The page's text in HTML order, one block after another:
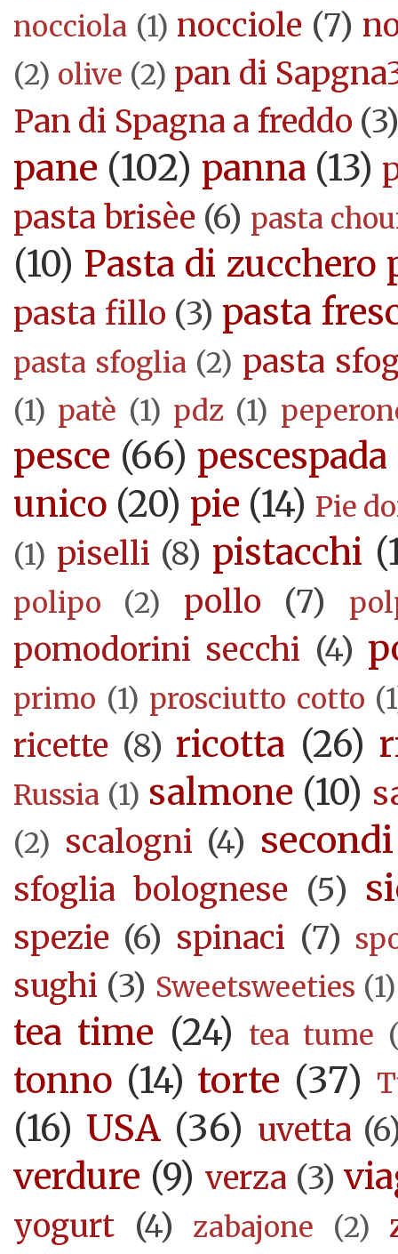
nocciola (1) nocciole (7)
(2) olive (2) pan di
Pan di Spagna a freddo (3)
pane (102) panna (13)
pasta brisèe (6) pasta
(10) Pasta di zucchero
pasta fillo (3) pasta
pasta sfoglia (2) pasta
(1) patè (1) pdz (1)
pesce (66) pescespada
unico (20) pie (14) Pie
(1) piselli (8) pistacchi
polipo (2) pollo (7)
pomodorini secchi (4)
primo (1) prosciutto cotto
ricette (8) ricotta (26)
Russia (1) salmone (10)
(2) scalogni (4) secondi
sfoglia bolognese (5)
spezie (6) spinaci (7)
sughi (3) Sweetsweeties (1)
tea time (24) tea tume
tonno (14) torte (37)
(16) USA (36) uvetta
verdure (9) verza (3)
yogurt (4) zabajone (2)